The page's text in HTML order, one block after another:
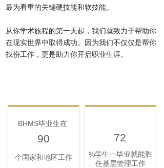
最为看重的关键硬技能和软技能。
从你学术旅程的第一天起，我们就致力于帮助你
在现实世界中取得成功。因为我们不仅仅是帮你
找份工作，更是助力你开启职业生涯。
个国家和地区工作
90
%学生一毕业就能胜
任基层管理工作
BHMS毕业生在
72